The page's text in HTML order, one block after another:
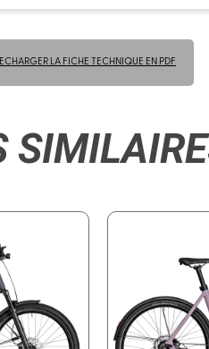
LA FICHE TECHNIQUE EN PDF